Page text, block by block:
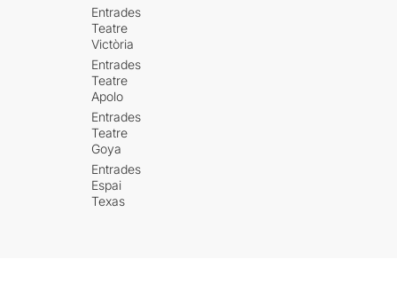
Entrades
Teatre
Victòria
Entrades
Teatre
Apolo
Entrades
Teatre
Goya
Entrades
Espai
Texas